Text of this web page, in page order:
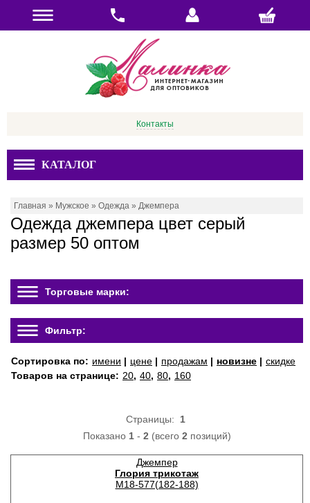
Контакты
КАТАЛОГ
Главная » Мужское » Одежда » Джемпера
Одежда джемпера цвет серый
размер 50 оптом
Торговые марки:
Фильтр:
Сортировка по: имени | цене | продажам | новизне | скидке
Товаров на странице: 20, 40, 80, 160
Страницы: 1
Показано 1- 2 (всего 2 позиций)
Джемпер
Глория трикотаж
М18-577(182-188)